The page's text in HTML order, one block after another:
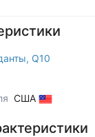
Q10
США